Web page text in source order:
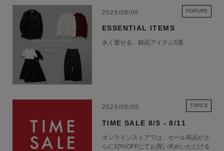
2026/08/06 FEATURE
ESSENTIAL ITEMS
永く愛せる、銘品アイテム6選
2026/08/05 TOPICS
TIME SALE 8/5 - 8/11
オンラインストアでは、セール商品がさ
らに10%OFFにてお買い求めいただける